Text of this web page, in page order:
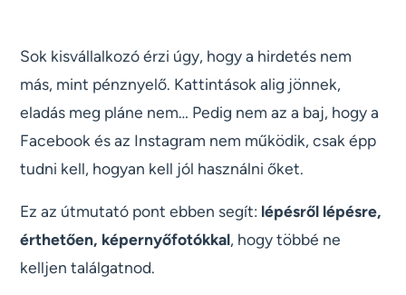
Sok kisvállalkozó érzi úgy, hogy a hirdetés nem
más, mint pénznyelő. Kattintások alig jönnek,
eladás meg pláne nem… Pedig nem az a baj, hogy a
Facebook és az Instagram nem működik, csak épp
tudni kell, hogyan kell jól használni őket.
Ez az útmutató pont ebben segít: lépésről lépésre,
érthetően, képernyőfotókkal, hogy többé ne
kelljen találgatnod.